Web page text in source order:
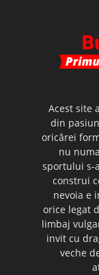
Acest site
din
oricărei
nu
sportului s-
construi
nevoia e
orice legat
limbaj
invit cu
veche